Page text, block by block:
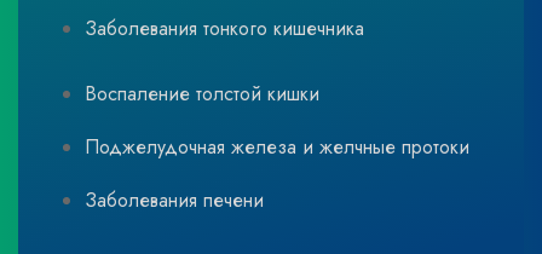
Заболевания тонкого кишечника
Воспаление толстой кишки
Поджелудочная железа и желчные протоки
Заболевания печени